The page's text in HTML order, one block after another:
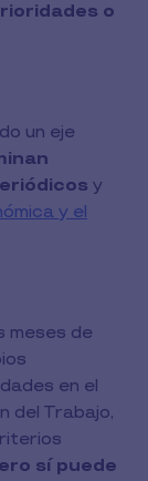
o
un eje
y
y el
meses de
en el
del Trabajo,
sí puede